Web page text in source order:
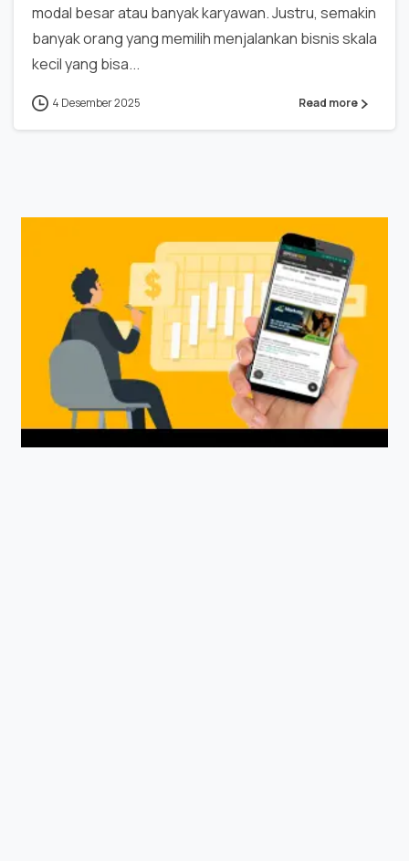
modal besar atau banyak karyawan. Justru, semakin
banyak orang yang memilih menjalankan bisnis skala
kecil yang bisa...
4 Desember 2025 Read more